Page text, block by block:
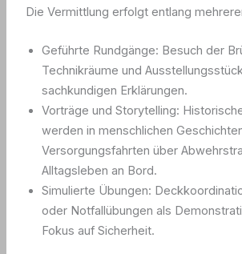
Die Vermittlung erfolgt entlang
Geführte Rundgänge: Besuch der
Technikräume und
sachkundigen Erklärungen.
Vorträge und Storytelling:
werden in menschlichen
Versorgungsfahrten über
Alltagsleben an Bord.
Simulierte Übungen:
oder Notfallübungen als
Fokus auf Sicherheit.